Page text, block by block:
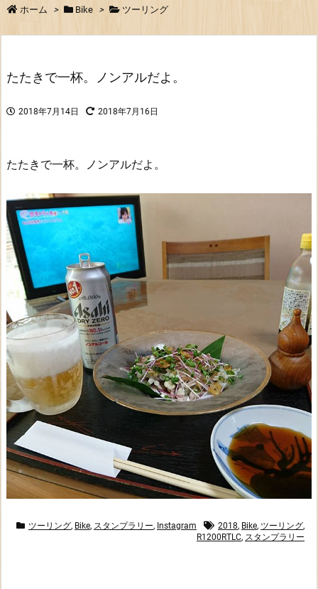
ホーム > Bike > ツーリング
たたきで一杯。ノンアルだよ。
2018年7月14日 2018年7月16日
たたきで一杯。ノンアルだよ。
ツーリング, Bike, スタンプラリー, Instagram 2018, Bike, ツーリング,
R1200RTLC, スタンプラリー